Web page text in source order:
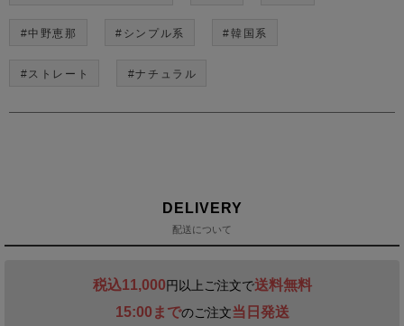
#中野恵那 #シンプル系 #韓国系
#ストレート #ナチュラル
DELIVERY
配送について
税込11,000円以上ご注文で送料無料
15:00までのご注文当日発送